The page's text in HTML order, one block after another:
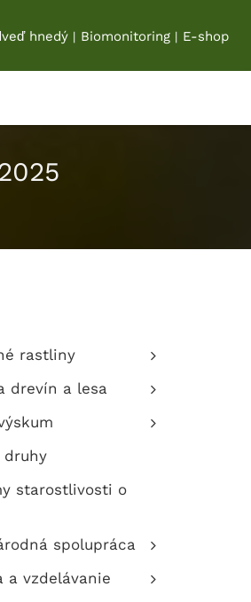
hnedý | Biomonitoring | E-shop
rastliny
drevín a lesa
druhy
starostlivosti o
spolupráca
a vzdelávanie